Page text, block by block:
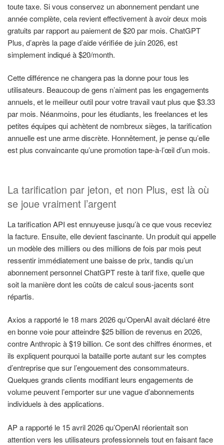
toute taxe. Si vous conservez un abonnement pendant une
année complète, cela revient effectivement à avoir deux mois
gratuits par rapport au paiement de $20 par mois. ChatGPT
Plus, d’après la page d’aide vérifiée de juin 2026, est
simplement indiqué à $20/month.
Cette différence ne changera pas la donne pour tous les
utilisateurs. Beaucoup de gens n’aiment pas les engagements
annuels, et le meilleur outil pour votre travail vaut plus que $3.33
par mois. Néanmoins, pour les étudiants, les freelances et les
petites équipes qui achètent de nombreux sièges, la tarification
annuelle est une arme discrète. Honnêtement, je pense qu’elle
est plus convaincante qu’une promotion tape-à-l’œil d’un mois.
La tarification par jeton, et non Plus, est là où
se joue vraiment l’argent
La tarification API est ennuyeuse jusqu’à ce que vous receviez
la facture. Ensuite, elle devient fascinante. Un produit qui appelle
un modèle des milliers ou des millions de fois par mois peut
ressentir immédiatement une baisse de prix, tandis qu’un
abonnement personnel ChatGPT reste à tarif fixe, quelle que
soit la manière dont les coûts de calcul sous-jacents sont
répartis.
Axios a rapporté le 18 mars 2026 qu’OpenAI avait déclaré être
en bonne voie pour atteindre $25 billion de revenus en 2026,
contre Anthropic à $19 billion. Ce sont des chiffres énormes, et
ils expliquent pourquoi la bataille porte autant sur les comptes
d’entreprise que sur l’engouement des consommateurs.
Quelques grands clients modifiant leurs engagements de
volume peuvent l’emporter sur une vague d’abonnements
individuels à des applications.
AP a rapporté le 15 avril 2026 qu’OpenAI réorientait son
attention vers les utilisateurs professionnels tout en faisant face